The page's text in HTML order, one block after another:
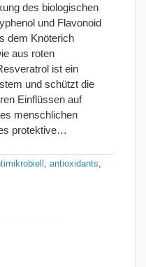
des biologischen
und Flavonoid
dem Knöterich
aus roten
ist ein
und schützt die
Einflüssen auf
menschlichen
protektive…
antioxidants